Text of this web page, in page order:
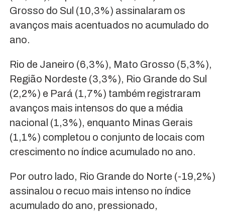
Grosso do Sul (10,3%) assinalaram os
avanços mais acentuados no acumulado do
ano.
Rio de Janeiro (6,3%), Mato Grosso (5,3%),
Região Nordeste (3,3%), Rio Grande do Sul
(2,2%) e Pará (1,7%) também registraram
avanços mais intensos do que a média
nacional (1,3%), enquanto Minas Gerais
(1,1%) completou o conjunto de locais com
crescimento no índice acumulado no ano.
Por outro lado, Rio Grande do Norte (-19,2%)
assinalou o recuo mais intenso no índice
acumulado do ano, pressionado,